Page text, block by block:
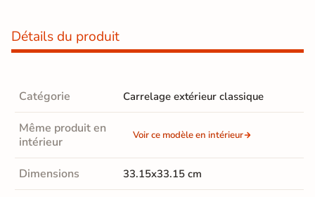
Détails du produit
Catégorie Carrelage extérieur classique
Même produit en
intérieur
Voir ce modèle en intérieur
Dimensions 33.15x33.15 cm